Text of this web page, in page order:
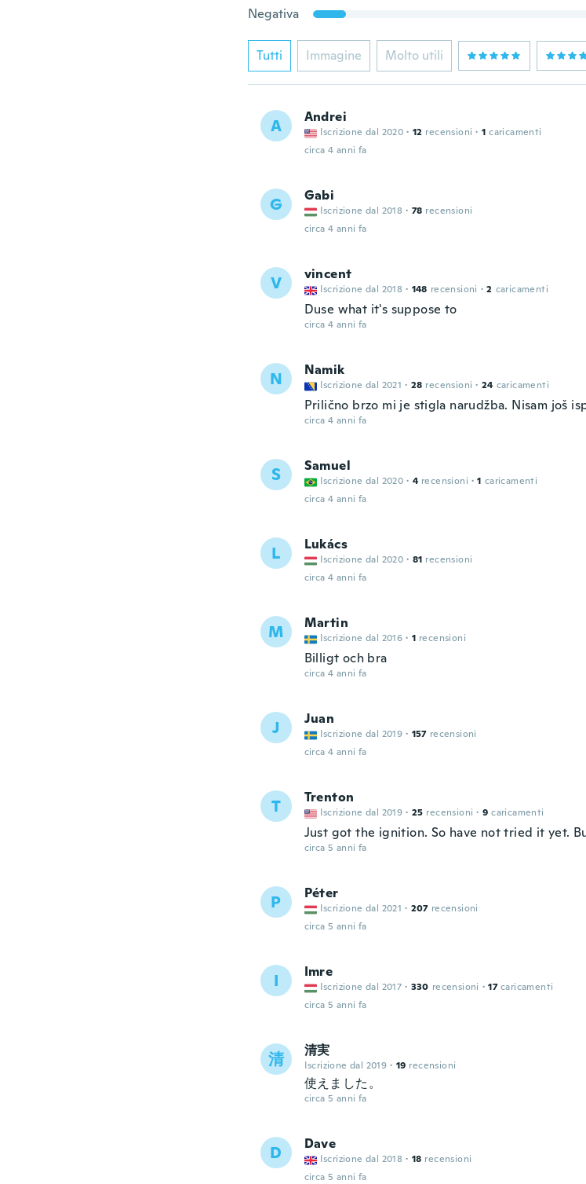
Negativa
Tutti Immagine Molto utili
A Andrei
Iscrizione dal 2020 · 12 recensioni · 1 caricamenti
circa 4 anni fa
G Gabi
Iscrizione dal 2018 · 78 recensioni
circa 4 anni fa
V vincent
Iscrizione dal 2018 · 148 recensioni · 2 caricamenti
Duse what it's suppose to
circa 4 anni fa
N Namik
Iscrizione dal 2021 · 28 recensioni · 24 caricamenti
Prilično brzo mi je stigla narudžba. Nisam još
circa 4 anni fa
S Samuel
Iscrizione dal 2020 · 4 recensioni · 1 caricamenti
circa 4 anni fa
L Lukács
Iscrizione dal 2020 · 81 recensioni
circa 4 anni fa
M Martin
Iscrizione dal 2016 · 1 recensioni
Billigt och bra
circa 4 anni fa
J Juan
Iscrizione dal 2019 · 157 recensioni
circa 4 anni fa
T Trenton
Iscrizione dal 2019 · 25 recensioni · 9 caricamenti
Just got the ignition. So have not tried it yet.
circa 5 anni fa
P Péter
Iscrizione dal 2021 · 207 recensioni
circa 5 anni fa
I Imre
Iscrizione dal 2017 · 330 recensioni · 17 caricamenti
circa 5 anni fa
清 清実
Iscrizione dal 2019 · 19 recensioni
使えました。
circa 5 anni fa
D Dave
Iscrizione dal 2018 · 18 recensioni
circa 5 anni fa